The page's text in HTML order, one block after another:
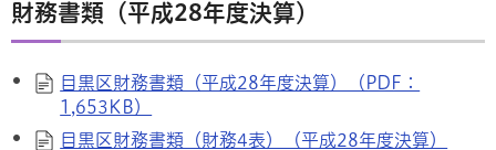
財務書類（平成28年度決算）
目黒区財務書類（平成28年度決算）（PDF：
1,653KB）
目黒区財務書類（財務4表）（平成28年度決算）